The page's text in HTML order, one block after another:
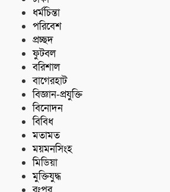
ধর্মচিন্তা
পরিবেশ
প্রচ্ছদ
ফুটবল
বরিশাল
বাগেরহাট
বিজ্ঞান-প্রযুক্তি
বিনোদন
বিবিধ
মতামত
ময়মনসিংহ
মিডিয়া
মুক্তিযুদ্ধ